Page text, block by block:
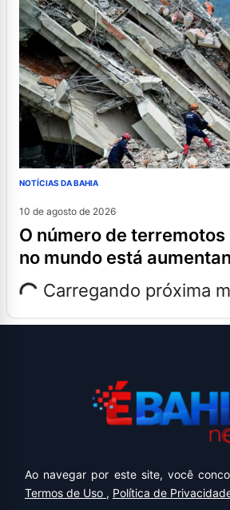
NOTÍCIAS DA BAHIA
10 de agosto de 2026
o número de terremotos registrados
no mundo está
Carregando próxima
Ao navegar por este site, você
Termos de Uso , Política de